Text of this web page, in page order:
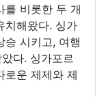
를 비롯한 두 개
치해왔다. 싱가
승 시키고, 여행
다. 싱가포르
로운 제제와 제